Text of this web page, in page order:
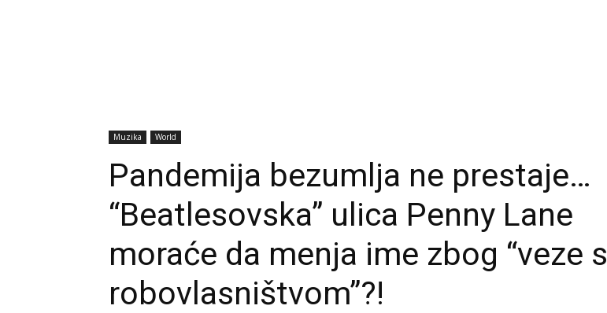
Muzika World
Pandemija bezumlja ne prestaje…
“Beatlesovska” ulica Penny Lane
moraće da menja ime zbog “veze s
robovlasništvom”?!